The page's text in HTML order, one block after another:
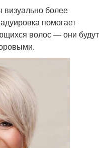
визуально более
помогает
волос — они будут